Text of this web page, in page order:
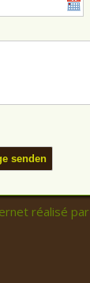
réalisé par